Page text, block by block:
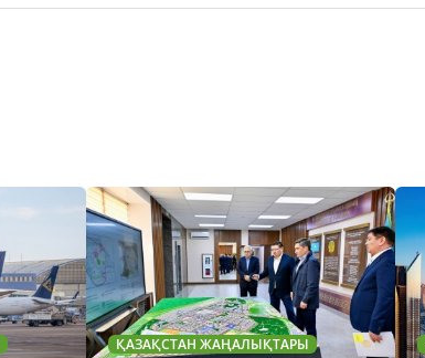
ҚАЗАҚСТАН ЖАҢАЛЫҚТАРЫ